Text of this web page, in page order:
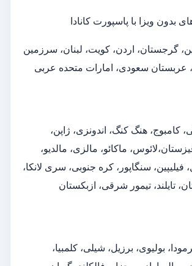
بدون ویزا با پاسپورت کانادا
گرجستان، اردن، کویت، لبنان، سرزمین
سعودی، امارات متحده عربی
کامبوج، هنگ کنگ، اندونزی، ژاپن،
ماکائو، مالزی، مالدیو،
فیلیپین، سنگاپور، کره جنوبی، سری لانکا،
تایلند، تیمور شرقی، ازبکستان
برمودا، بولیوی، برزیل، شیلی، کلمبیا،